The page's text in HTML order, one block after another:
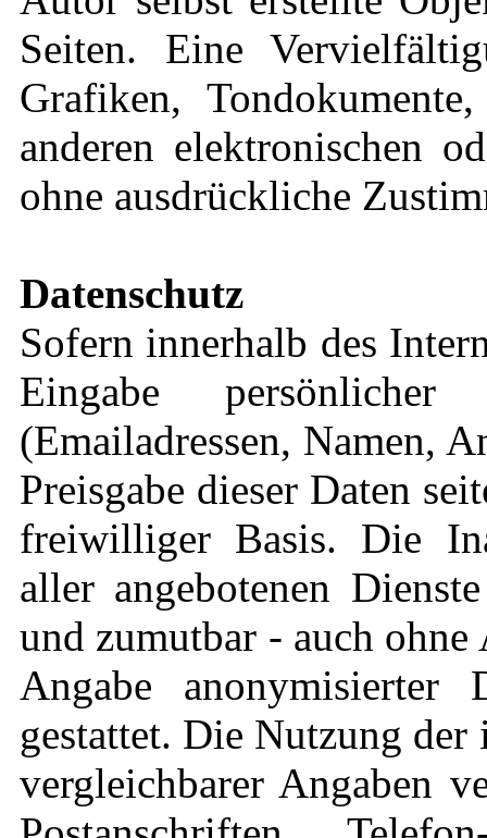
Seiten. Eine
Grafiken,
anderen elektronischen
ohne ausdrückliche
Datenschutz
Sofern innerhalb des
Eingabe
(Emailadressen, Namen,
Preisgabe dieser Daten
freiwilliger Basis. Die
aller angebotenen
und zumutbar - auch
Angabe anonymisierter
gestattet. Die Nutzung der
vergleichbarer Angaben